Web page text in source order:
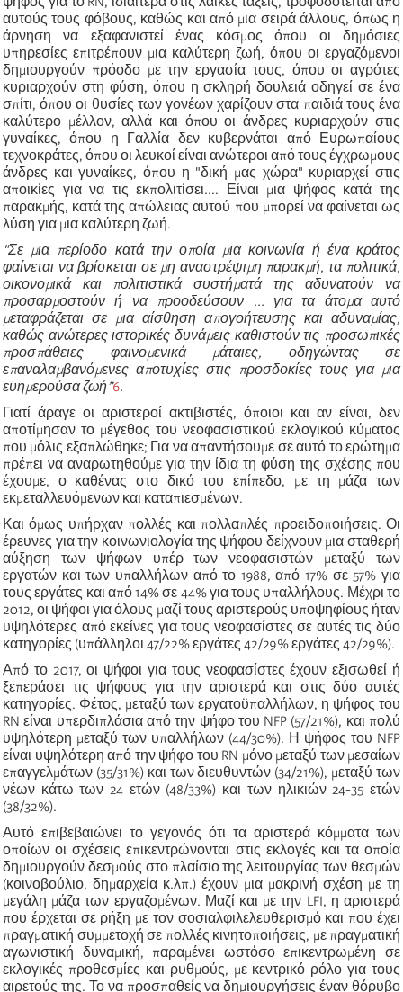
αυτούς τους φόβους, καθώς και από μια σειρά άλλους, όπως η
άρνηση να εξαφανιστεί ένας κόσμος όπου οι δημόσιες
υπηρεσίες επιτρέπουν μια καλύτερη ζωή, όπου οι εργαζόμενοι
δημιουργούν πρόοδο με την εργασία τους, όπου οι αγρότες
κυριαρχούν στη φύση, όπου η σκληρή δουλειά οδηγεί σε ένα
σπίτι, όπου οι θυσίες των γονέων χαρίζουν στα παιδιά τους ένα
καλύτερο μέλλον, αλλά και όπου οι άνδρες κυριαρχούν στις
γυναίκες, όπου η Γαλλία δεν κυβερνάται από Ευρωπαίους
τεχνοκράτες, όπου οι λευκοί είναι ανώτεροι από τους έγχρωμους
άνδρες και γυναίκες, όπου η "δική μας χώρα" κυριαρχεί στις
αποικίες για να τις εκπολιτίσει.... Είναι μια ψήφος κατά της
παρακμής, κατά της απώλειας αυτού που μπορεί να φαίνεται ως
λύση για μια καλύτερη ζωή.
"Σε μια περίοδο κατά την οποία μια κοινωνία ή ένα κράτος
φαίνεται να βρίσκεται σε μη αναστρέψιμη παρακμή, τα πολιτικά,
οικονομικά και πολιτιστικά συστήματά της αδυνατούν να
προσαρμοστούν ή να προοδεύσουν ... για τα άτομα αυτό
μεταφράζεται σε μια αίσθηση απογοήτευσης και αδυναμίας,
καθώς ανώτερες ιστορικές δυνάμεις καθιστούν τις προσωπικές
προσπάθειες φαινομενικά μάταιες, οδηγώντας σε
επαναλαμβανόμενες αποτυχίες στις προσδοκίες τους για μια
ευημερούσα ζωή”6.
Γιατί άραγε οι αριστεροί ακτιβιστές, όποιοι και αν είναι, δεν
αποτίμησαν το μέγεθος του νεοφασιστικού εκλογικού κύματος
που μόλις εξαπλώθηκε; Για να απαντήσουμε σε αυτό το ερώτημα
πρέπει να αναρωτηθούμε για την ίδια τη φύση της σχέσης που
έχουμε, ο καθένας στο δικό του επίπεδο, με τη μάζα των
εκμεταλλευόμενων και καταπιεσμένων.
Και όμως υπήρχαν πολλές και πολλαπλές προειδοποιήσεις. Οι
έρευνες για την κοινωνιολογία της ψήφου δείχνουν μια σταθερή
αύξηση των ψήφων υπέρ των νεοφασιστών μεταξύ των
εργατών και των υπαλλήλων από το 1988, από 17% σε 57% για
τους εργάτες και από 14% σε 44% για τους υπαλλήλους. Μέχρι το
2012, οι ψήφοι για όλους μαζί τους αριστερούς υποψηφίους ήταν
υψηλότερες από εκείνες για τους νεοφασίστες σε αυτές τις δύο
κατηγορίες (υπάλληλοι 47/22% εργάτες 42/29% εργάτες 42/29%).
Από το 2017, οι ψήφοι για τους νεοφασίστες έχουν εξισωθεί ή
ξεπεράσει τις ψήφους για την αριστερά και στις δύο αυτές
κατηγορίες. Φέτος, μεταξύ των εργατοϋπαλλήλων, η ψήφος του
RN είναι υπερδιπλάσια από την ψήφο του NFP (57/21%), και πολύ
υψηλότερη μεταξύ των υπαλλήλων (44/30%). Η ψήφος του NFP
είναι υψηλότερη από την ψήφο του RN μόνο μεταξύ των μεσαίων
επαγγελμάτων (35/31%) και των διευθυντών (34/21%), μεταξύ των
νέων κάτω των 24 ετών (48/33%) και των ηλικιών 24-35 ετών
(38/32%).
Αυτό επιβεβαιώνει το γεγονός ότι τα αριστερά κόμματα των
οποίων οι σχέσεις επικεντρώνονται στις εκλογές και τα οποία
δημιουργούν δεσμούς στο πλαίσιο της λειτουργίας των θεσμών
(κοινοβούλιο, δημαρχεία κ.λπ.) έχουν μια μακρινή σχέση με τη
μεγάλη μάζα των εργαζομένων. Μαζί και με την LFI, η αριστερά
που έρχεται σε ρήξη με τον σοσιαλφιλελευθερισμό και που έχει
πραγματική συμμετοχή σε πολλές κινητοποιήσεις, με πραγματική
αγωνιστική δυναμική, παραμένει ωστόσο επικεντρωμένη σε
εκλογικές προθεσμίες και ρυθμούς, με κεντρικό ρόλο για τους
αιρετούς της. Το να προσπαθείς να δημιουργήσεις έναν θόρυβο